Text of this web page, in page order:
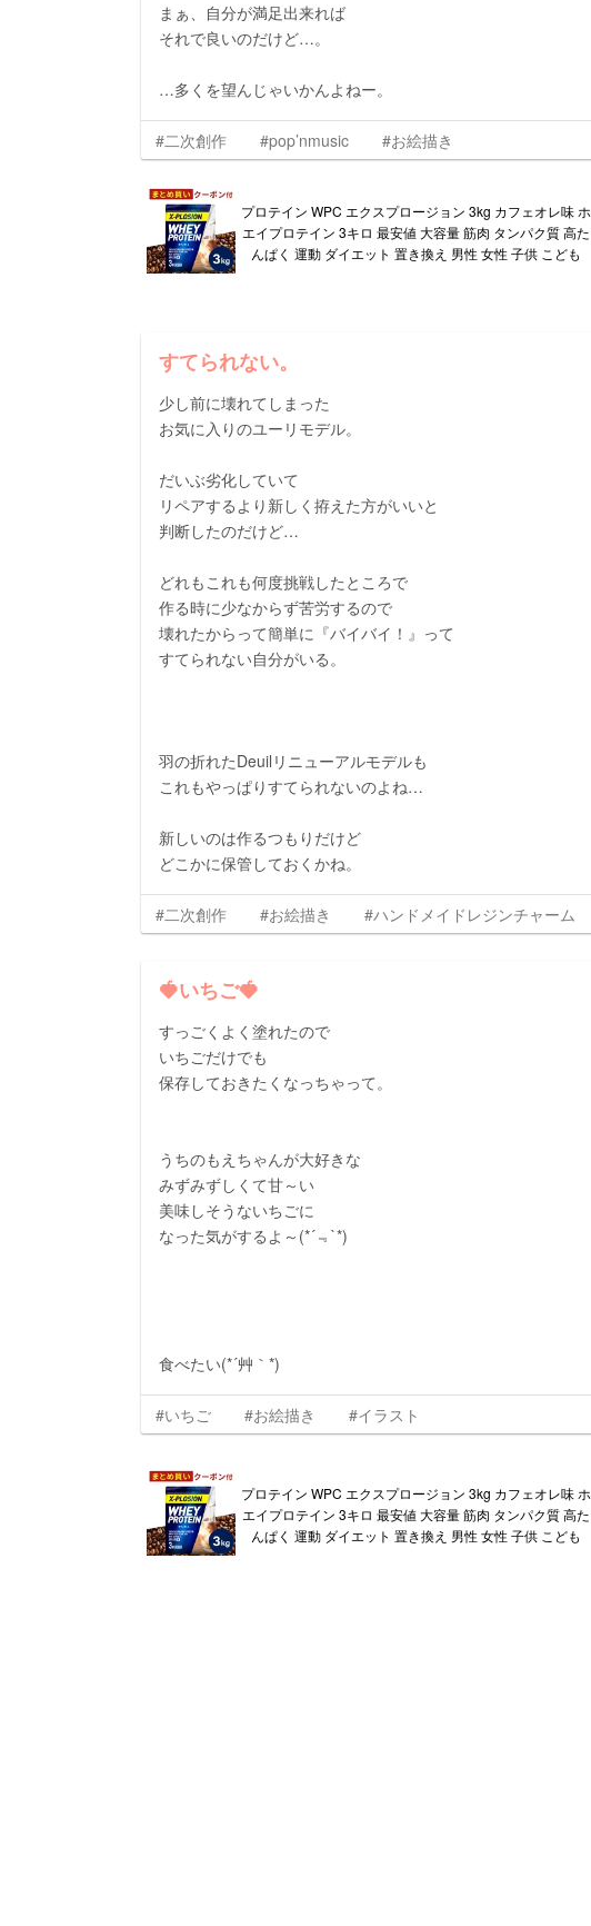
まぁ、自分が満足出来れば
それで良いのだけど…。
…多くを望んじゃいかんよねー。
#二次創作 #pop’nmusic #お絵描き
プロテイン WPC エクスプロージョン 3kg カフェオレ味 ホ
エイプロテイン 3キロ 最安値 大容量 筋肉 タンパク質 高た
んぱく 運動 ダイエット 置き換え 男性 女性 子供 こども
すてられない。
少し前に壊れてしまった
お気に入りのユーリモデル。
だいぶ劣化していて
リペアするより新しく拵えた方がいいと
判断したのだけど…
どれもこれも何度挑戦したところで
作る時に少なからず苦労するので
壊れたからって簡単に『バイバイ！』って
すてられない自分がいる。
羽の折れたDeuilリニューアルモデルも
これもやっぱりすてられないのよね…
新しいのは作るつもりだけど
どこかに保管しておくかね。
#二次創作 #お絵描き #ハンドメイドレジンチャーム
🍓いちご🍓
すっごくよく塗れたので
いちごだけでも
保存しておきたくなっちゃって。
うちのもえちゃんが大好きな
みずみずしくて甘～い
美味しそうないちごに
なった気がするよ～(*´﹃`*)
食べたい(*´艸｀*)
#いちご #お絵描き #イラスト
プロテイン WPC エクスプロージョン 3kg カフェオレ味 ホ
エイプロテイン 3キロ 最安値 大容量 筋肉 タンパク質 高た
んぱく 運動 ダイエット 置き換え 男性 女性 子供 こども